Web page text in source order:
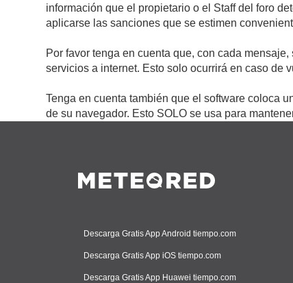
información que el propietario o el Staff del foro
aplicarse las sanciones que se estimen
Por favor tenga en cuenta que, con cada
servicios a internet. Esto solo ocurrirá en caso de
Tenga en cuenta también que el software coloca
de su navegador. Esto SOLO se usa para
Descarga Gratis App Android tiempo.com
Descarga Gratis App iOS tiempo.com
Descarga Gratis App Huawei tiempo.com